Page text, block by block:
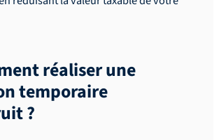
réaliser une
temporaire
?